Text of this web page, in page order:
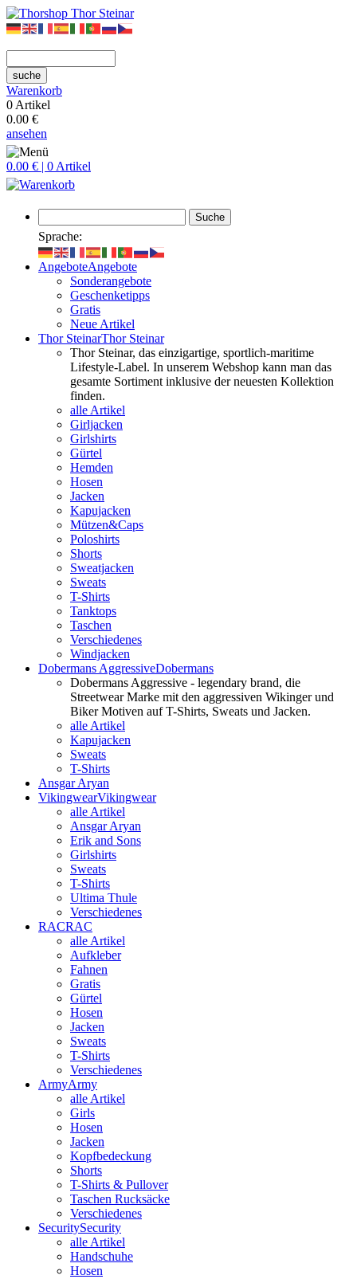
suche
Warenkorb
0 Artikel
0.00 €
ansehen
0.00 € | 0 Artikel
Suche
Sprache:
AngeboteAngebote
Sonderangebote
Geschenketipps
Gratis
Neue Artikel
Thor SteinarThor Steinar
Thor Steinar, das einzigartige, sportlich-maritime
Lifestyle-Label. In unserem Webshop kann man das
gesamte Sortiment inklusive der neuesten Kollektion
finden.
alle Artikel
Girljacken
Girlshirts
Gürtel
Hemden
Hosen
Jacken
Kapujacken
Mützen&Caps
Poloshirts
Shorts
Sweatjacken
Sweats
T-Shirts
Tanktops
Taschen
Verschiedenes
Windjacken
Dobermans AggressiveDobermans
Dobermans Aggressive - legendary brand, die
Streetwear Marke mit den aggressiven Wikinger und
Biker Motiven auf T-Shirts, Sweats und Jacken.
alle Artikel
Kapujacken
Sweats
T-Shirts
Ansgar Aryan
VikingwearVikingwear
alle Artikel
Ansgar Aryan
Erik and Sons
Girlshirts
Sweats
T-Shirts
Ultima Thule
Verschiedenes
RACRAC
alle Artikel
Aufkleber
Fahnen
Gratis
Gürtel
Hosen
Jacken
Sweats
T-Shirts
Verschiedenes
ArmyArmy
alle Artikel
Girls
Hosen
Jacken
Kopfbedeckung
Shorts
T-Shirts & Pullover
Taschen Rucksäcke
Verschiedenes
SecuritySecurity
alle Artikel
Handschuhe
Hosen